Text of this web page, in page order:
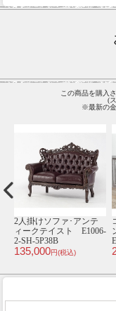
この商品を購入
(
※最新の
2人掛けソファ･アンテ
ィークテイスト E1006-
2-SH-5P38B
135,000円(税込)